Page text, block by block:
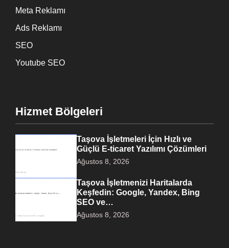
Meta Reklamı
Ads Reklamı
SEO
Youtube SEO
Hizmet Bölgeleri
Taşova İşletmeleri İçin Hızlı ve
Güçlü E-ticaret Yazılımı Çözümleri
Ağustos 8, 2026
Taşova İşletmenizi Haritalarda
Keşfedin: Google, Yandex, Bing
SEO ve…
Ağustos 8, 2026